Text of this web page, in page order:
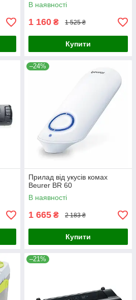
В наявності
1 160 ₴ 1 525 ₴
Купити
–24%
Прилад від укусів комах
Beurer BR 60
В наявності
1 665 ₴ 2 183 ₴
Купити
–21%